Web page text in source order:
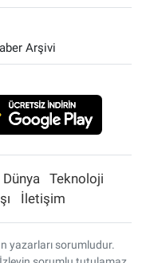
Arşivi
Dünya
Teknoloji
İletişim
yazarları sorumludur.